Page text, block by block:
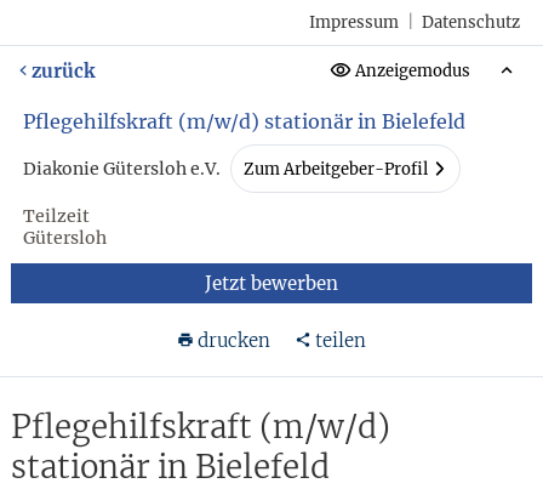
Impressum Datenschutz
zurück Anzeigemodus
Pflegehilfskraft (m/w/d) stationär in Bielefeld
Diakonie Gütersloh e.V. Zum Arbeitgeber-Profil
Teilzeit
Gütersloh
Jetzt bewerben
drucken teilen
Pflegehilfskraft (m/w/d)
stationär in Bielefeld